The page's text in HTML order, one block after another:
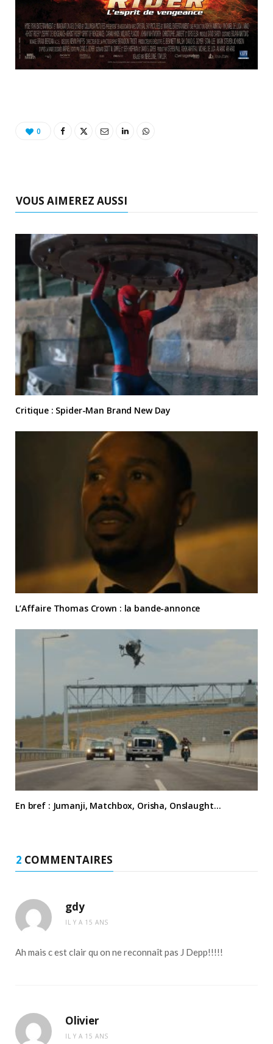
0
VOUS AIMEREZ AUSSI
Critique : Spider-Man Brand New Day
L’Affaire Thomas Crown : la bande-annonce
En bref : Jumanji, Matchbox, Orisha, Onslaught…
2 COMMENTAIRES
gdy
IL Y A 15 ANS
Ah mais c est clair qu on ne reconnaît pas J Depp!!!!!
Olivier
IL Y A 15 ANS